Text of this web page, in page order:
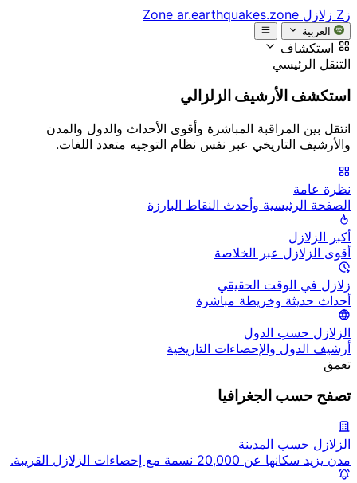
زZ زلازل Zone ar.earthquakes.zone
العربية
استكشاف
التنقل الرئيسي
استكشف الأرشيف الزلزالي
انتقل بين المراقبة المباشرة وأقوى الأحداث والدول والمدن
والأرشيف التاريخي عبر نفس نظام التوجيه متعدد اللغات.
نظرة عامة
الصفحة الرئيسية وأحدث النقاط البارزة
أكبر الزلازل
أقوى الزلازل عبر الخلاصة
زلازل في الوقت الحقيقي
أحداث حديثة وخريطة مباشرة
الزلازل حسب الدول
أرشيف الدول والإحصاءات التاريخية
تعمق
تصفح حسب الجغرافيا
الزلازل حسب المدينة
مدن يزيد سكانها عن 20,000 نسمة مع إحصاءات الزلازل القريبة.